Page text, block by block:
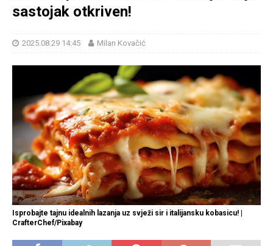
sastojak otkriven!
2025.08.29 14:45 Milan Kovačić
Isprobajte tajnu idealnih lazanja uz svježi sir i italijansku kobasicu! |
CrafterChef/Pixabay